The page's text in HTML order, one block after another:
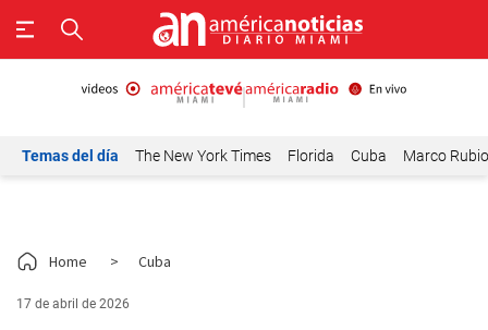
Temas del día The New York Times Florida Cuba Marco Rubio
Home > Cuba
17 de abril de 2026